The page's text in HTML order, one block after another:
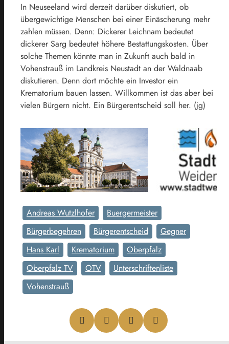
In Neuseeland wird derzeit darüber diskutiert, ob
übergewichtige Menschen bei einer Einäscherung mehr
zahlen müssen. Denn: Dickerer Leichnam bedeutet
dickerer Sarg bedeutet höhere Bestattungskosten. Über
solche Themen könnte man in Zukunft auch bald in
Vohenstrauß im Landkreis Neustadt an der Waldnaab
diskutieren. Denn dort möchte ein Investor ein
Krematorium bauen lassen. Willkommen ist das aber bei
vielen Bürgern nicht. Ein Bürgerentscheid soll her. (jg)
Andreas Wutzlhofer
Buergermeister
Bürgerbegehren
Bürgerentscheid
Gegner
Hans Karl
Krematorium
Oberpfalz
Oberpfalz TV
OTV
Unterschriftenliste
Vohenstrauß